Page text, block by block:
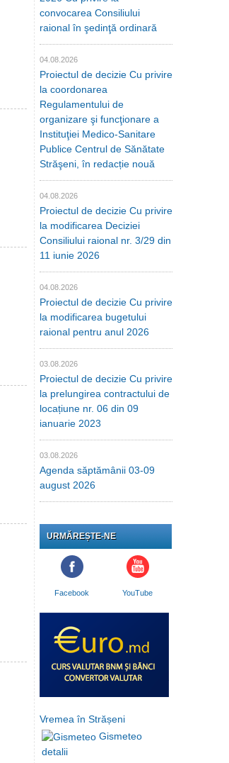
convocarea Consiliului
raional în şedinţă ordinară
04.08.2026
Proiectul de decizie Cu privire
la coordonarea
Regulamentului de
organizare şi funcţionare a
Instituţiei Medico-Sanitare
Publice Centrul de Sănătate
Străşeni, în redacție nouă
04.08.2026
Proiectul de decizie Cu privire
la modificarea Deciziei
Consiliului raional nr. 3/29 din
11 iunie 2026
04.08.2026
Proiectul de decizie Cu privire
la modificarea bugetului
raional pentru anul 2026
03.08.2026
Proiectul de decizie Cu privire
la prelungirea contractului de
locațiune nr. 06 din 09
ianuarie 2023
03.08.2026
Agenda săptămânii 03-09
august 2026
URMĂREȘTE-NE
Facebook YouTube
Vremea în Strășeni
Gismeteo
detalii